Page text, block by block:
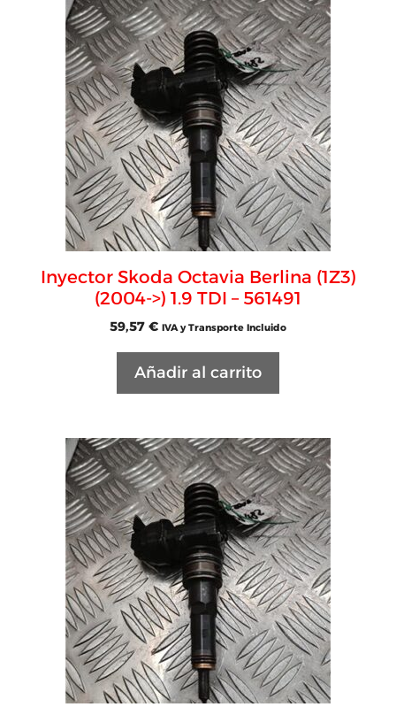
Inyector Skoda Octavia Berlina (1Z3)
(2004->) 1.9 TDI – 561491
59,57 € IVA y Transporte Incluido
Añadir al carrito